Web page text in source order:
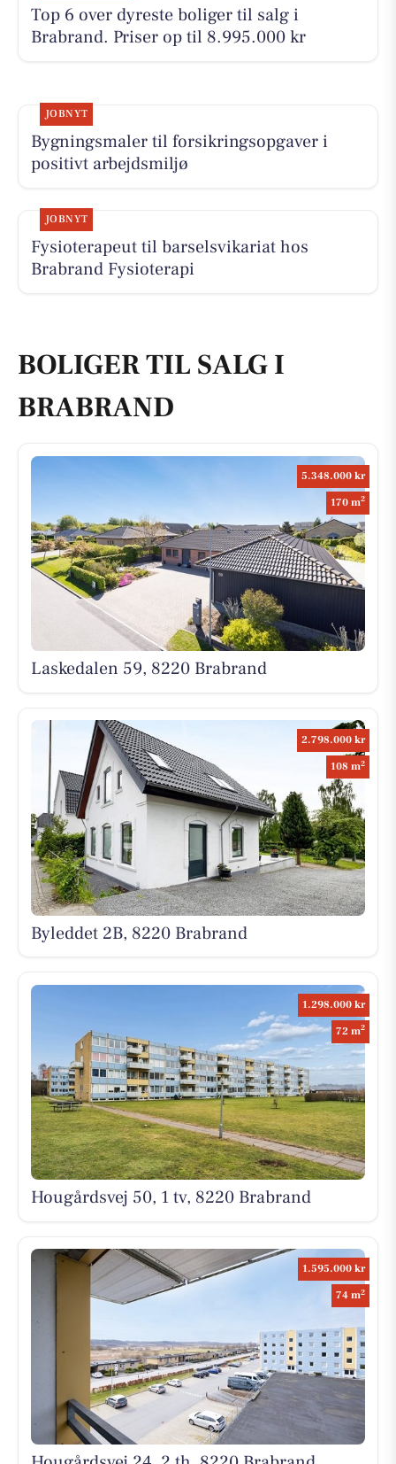
Top 6 over dyreste boliger til salg i
Brabrand. Priser op til 8.995.000 kr
JOBNYT
Bygningsmaler til forsikringsopgaver i
positivt arbejdsmiljø
JOBNYT
Fysioterapeut til barselsvikariat hos
Brabrand Fysioterapi
BOLIGER TIL SALG I
BRABRAND
5.348.000 kr
170 m2
Laskedalen 59, 8220 Brabrand
2.798.000 kr
108 m2
Byleddet 2B, 8220 Brabrand
1.298.000 kr
72 m2
Hougårdsvej 50, 1 tv, 8220 Brabrand
1.595.000 kr
74 m2